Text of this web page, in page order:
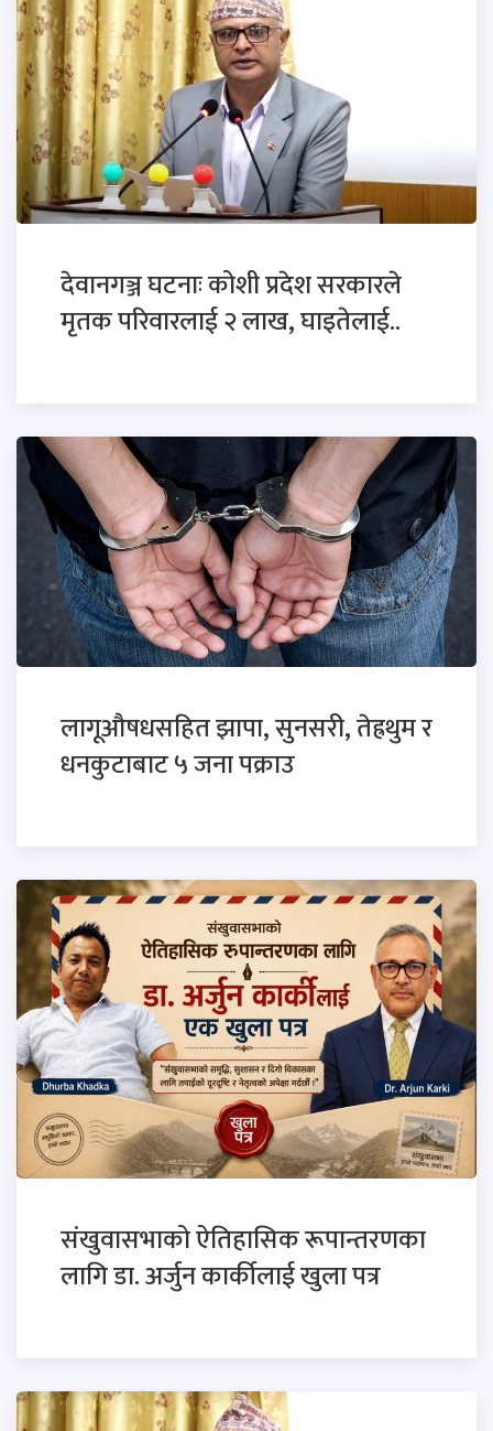
देवानगञ्ज घटनाः कोशी प्रदेश सरकारले
मृतक परिवारलाई २ लाख, घाइतेलाई..
लागूऔषधसहित झापा, सुनसरी, तेह्रथुम र
धनकुटाबाट ५ जना पक्राउ
संखुवासभाको ऐतिहासिक रूपान्तरणका
लागि डा. अर्जुन कार्कीलाई खुला पत्र